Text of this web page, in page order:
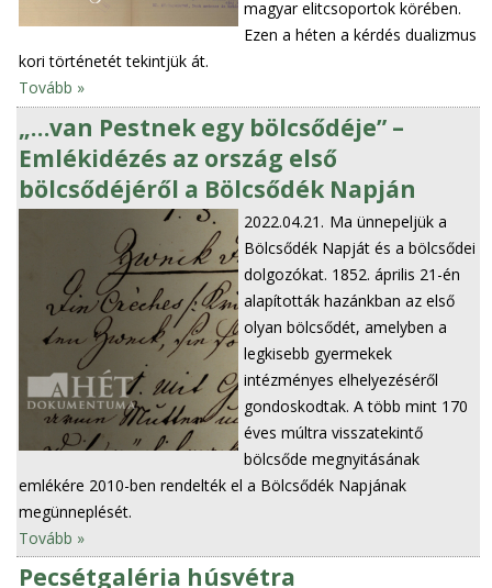
magyar elitcsoportok körében.
Ezen a héten a kérdés dualizmus
kori történetét tekintjük át.
Tovább »
„…van Pestnek egy bölcsődéje” –
Emlékidézés az ország első
bölcsődéjéről a Bölcsődék Napján
2022.04.21. Ma ünnepeljük a
Bölcsődék Napját és a bölcsődei
dolgozókat. 1852. április 21-én
alapították hazánkban az első
olyan bölcsődét, amelyben a
legkisebb gyermekek
intézményes elhelyezéséről
gondoskodtak. A több mint 170
éves múltra visszatekintő
bölcsőde megnyitásának
emlékére 2010-ben rendelték el a Bölcsődék Napjának
megünneplését.
Tovább »
Pecsétgaléria húsvétra